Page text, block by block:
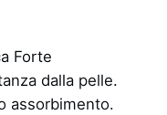
Forte
dalla pelle.
assorbimento.